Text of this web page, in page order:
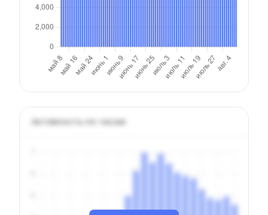
Активность по часам